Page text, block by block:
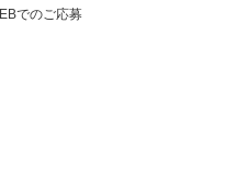
でのご応募